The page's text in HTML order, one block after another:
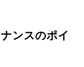
ンスのポイ